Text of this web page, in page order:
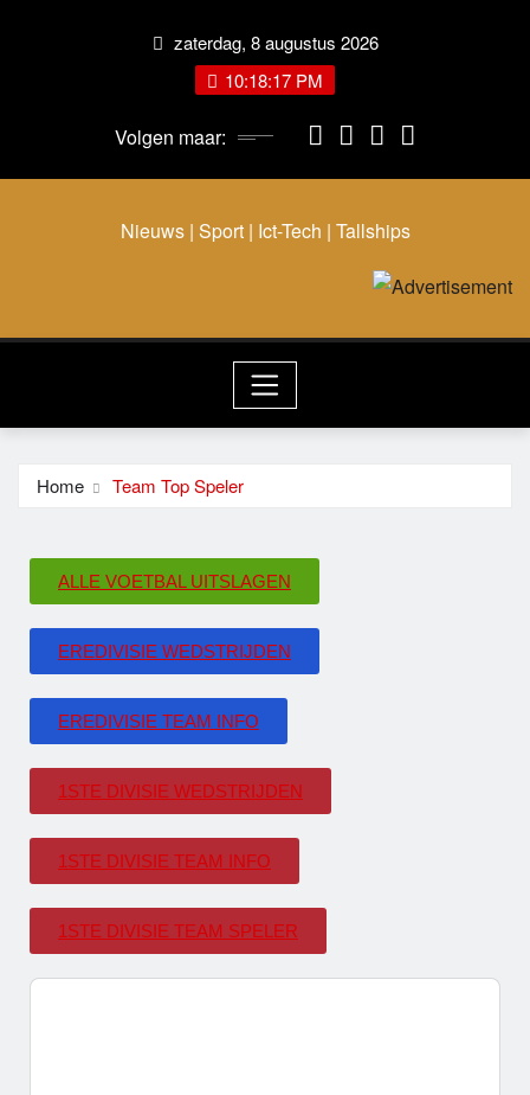
zaterdag, 8 augustus 2026
10:18:18 PM
Volgen maar:
Nieuws | Sport | Ict-Tech | Tallships
Home Team Top Speler
ALLE VOETBAL UITSLAGEN
EREDIVISIE WEDSTRIJDEN
EREDIVISIE TEAM INFO
1STE DIVISIE WEDSTRIJDEN
1STE DIVISIE TEAM INFO
1STE DIVISIE TEAM SPELER